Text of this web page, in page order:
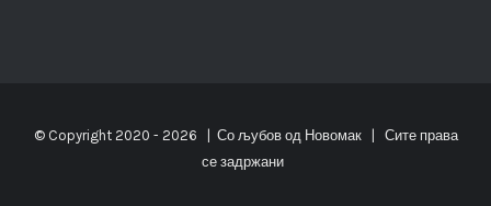
© Copyright 2020 - 2026 | Со љубов од Новомак| Сите права
се задржани